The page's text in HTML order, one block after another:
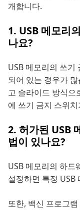
개합니다.
1. USB 메모리
나요?
USB 메모리의 쓰기
되어 있는 경우가
고 슬라이드 방식으
에 쓰기 금지 스위
2. 허가된 USB
법이 있나요?
USB 메모리의 하드
설정하면 특정 USB
또한, 백신 프로그